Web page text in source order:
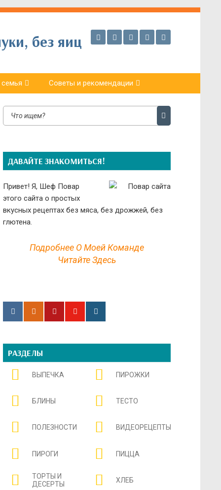
без яиц
Советы и рекомендации
ДАВАЙТЕ ЗНАКОМИТЬСЯ!
Привет! Я, Шеф Повар
этого сайта о простых
вкусных рецептах без мяса, без дрожжей, без
глютена.
Подробнее О Моей Команде
Читайте Здесь
РАЗДЕЛЫ
ВЫПЕЧКА ПИРОЖКИ
БЛИНЫ ТЕСТО
ПОЛЕЗНОСТИ ВИДЕОРЕЦЕПТЫ
ПИРОГИ ПИЦЦА
ТОРТЫ И
ДЕСЕРТЫ
ХЛЕБ